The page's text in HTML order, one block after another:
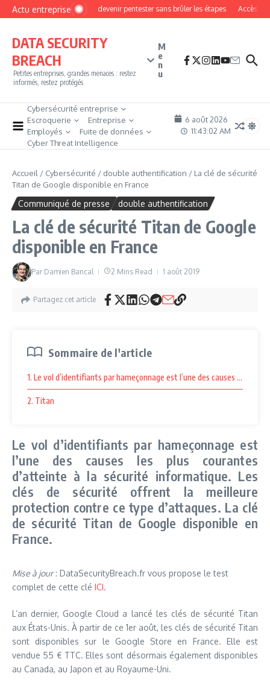
Aller au contenu
Actu entrepriseComment devenir pentester sans brûler les étapes Accès
DATA SECURITY
BREACH
Petites entreprises, grandes menaces : restez
informés, restez protégés
M
e
n
u
Cybersécurité entreprise
Escroquerie
Entreprise
Employés
Fuite de données
Cyber Threat Intelligence
6 août 2026
11:43:03 AM
Accueil / Cybersécurité / double authentification / La clé de sécurité
Titan de Google disponible en France
Communiqué de presse double authentification
La clé de sécurité Titan de Google
disponible en France
Par Damien Bancal 2 Mins Read 1 août 2019
Partagez cet article
Sommaire de l'article
1. Le vol d’identifiants par hameçonnage est l’une des causes les
2. Titan
Le vol d’identifiants par hameçonnage est
l’une des causes les plus courantes
d’atteinte à la sécurité informatique. Les
clés de sécurité offrent la meilleure
protection contre ce type d’attaques. La clé
de sécurité Titan de Google disponible en
France.
Mise à jour: DataSecurityBreach.fr vous propose le test
complet de cette clé ICI.
L’an dernier, Google Cloud a lancé les clés de sécurité Titan
aux États-Unis. À partir de ce 1er août, les clés de sécurité Titan
sont disponibles sur le Google Store en France. Elle est
vendue 55 € TTC. Elles sont désormais également disponibles
au Canada, au Japon et au Royaume-Uni.